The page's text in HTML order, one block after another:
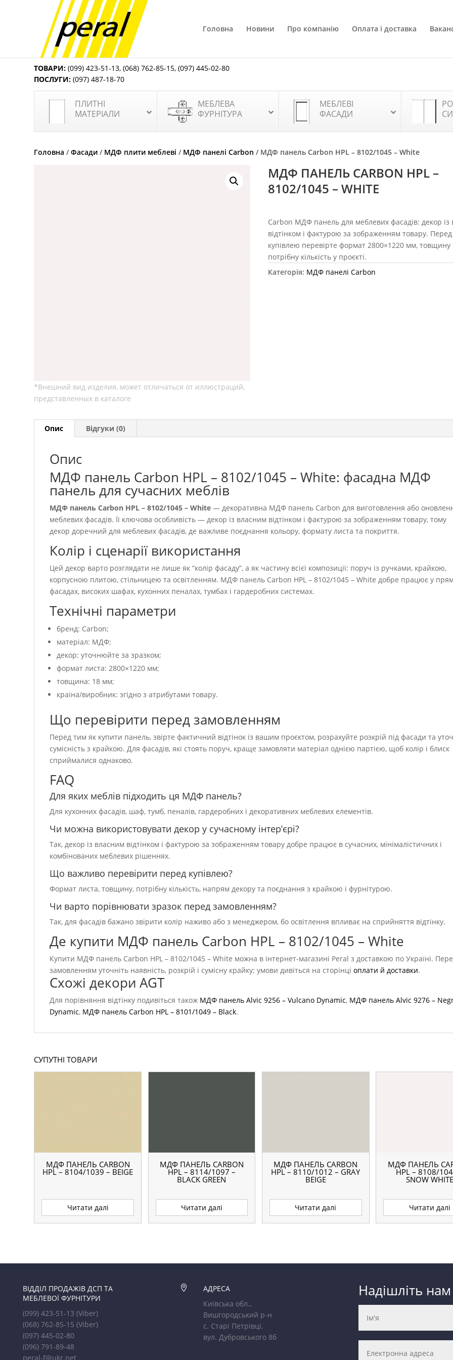
Головна Новини Про компанію Оплата і доставка
ТОВАРИ: (099) 423-51-13,(068) 762-85-15,(097) 445-02-80
ПОСЛУГИ: (097) 487-18-70
ПЛИТНІ
МАТЕРІАЛИ
МЕБЛЕВА
ФУРНІТУРА
МЕБЛЕВІ
ФАСАДИ
Головна /Фасади / МДФ плити меблеві / МДФ панелі Carbon / МДФ панель Carbon HPL – 8102/1045 – White
МДФ ПАНЕЛЬ CARBON HPL –
8102/1045 – WHITE
Carbon МДФ панель для меблевих фасадів: декор із
відтінком і фактурою за зображенням товару. Перед
купівлею перевірте формат 2800×1220 мм, товщину
потрібну кількість у проєкті.
Категорія: МДФ панелі Carbon
Опис Відгуки (0)
Опис
МДФ панель Carbon HPL – 8102/1045 – White: фасадна МДФ
панель для сучасних меблів
МДФ панель Carbon HPL – 8102/1045 – White — декоративна МДФ панель Carbon для виготовлення або
меблевих фасадів. Її ключова особливість — декор із власним відтінком і фактурою за зображенням товару, тому
декор доречний для меблевих фасадів, де важливе поєднання кольору, формату листа та покриття.
Колір і сценарії використання
Цей декор варто розглядати не лише як “колір фасаду”, а як частину всієї композиції: поруч із ручками, крайкою,
корпусною плитою, стільницею та освітленням. МДФ панель Carbon HPL – 8102/1045 – White добре працює у
фасадах, високих шафах, кухонних пеналах, тумбах і гардеробних системах.
Технічні параметри
бренд: Carbon;
матеріал: МДФ;
декор: уточнюйте за зразком;
формат листа: 2800×1220 мм;
товщина: 18 мм;
країна/виробник: згідно з атрибутами товару.
Що перевірити перед замовленням
Перед тим як купити панель, звірте фактичний відтінок із вашим проєктом, розрахуйте розкрій під фасади та
сумісність з крайкою. Для фасадів, які стоять поруч, краще замовляти матеріал однією партією, щоб колір і блиск
сприймалися однаково.
FAQ
Для яких меблів підходить ця МДФ панель?
Для кухонних фасадів, шаф, тумб, пеналів, гардеробних і декоративних меблевих елементів.
Чи можна використовувати декор у сучасному інтер’єрі?
Так, декор із власним відтінком і фактурою за зображенням товару добре працює в сучасних, мінімалістичних і
комбінованих меблевих рішеннях.
Що важливо перевірити перед купівлею?
Формат листа, товщину, потрібну кількість, напрям декору та поєднання з крайкою і фурнітурою.
Чи варто порівнювати зразок перед замовленням?
Так, для фасадів бажано звірити колір наживо або з менеджером, бо освітлення впливає на сприйняття відтінку.
Де купити МДФ панель Carbon HPL – 8102/1045 – White
Купити МДФ панель Carbon HPL – 8102/1045 – White можна в інтернет-магазині Peral з доставкою по Україні.
замовленням уточніть наявність, розкрій і сумісну крайку; умови дивіться на сторінціоплати й доставки.
Схожі декори AGT
Для порівняння відтінку подивіться також МДФ панель Alvic 9256 – Vulcano Dynamic, МДФ панель Alvic 9276 –
Dynamic, МДФ панель Carbon HPL – 8101/1049 – Black.
СУПУТНІ ТОВАРИ
МДФ ПАНЕЛЬ CARBON
HPL – 8104/1039 – BEIGE
Читати далі
МДФ ПАНЕЛЬ CARBON
HPL – 8114/1097 –
BLACK GREEN
Читати далі
МДФ ПАНЕЛЬ CARBON
HPL – 8110/1012 – GRAY
BEIGE
Читати далі
МДФ ПАНЕЛЬ
HPL – 8108/
SNOW WHITE
Читати далі
ВІДДІЛ ПРОДАЖІВ ДСП ТА
МЕБЛЕВОЇ ФУРНІТУРИ
(099) 423-51-13(Viber)
(068) 762-85-15(Viber)
(097) 445-02-80
(096) 791-89-48
peral-f@ukr.net

АДРЕСА
Київська обл.,
Вишгородський р-н
с. Старі Петрівці,
вул. Дубровського 8б
Надішліть